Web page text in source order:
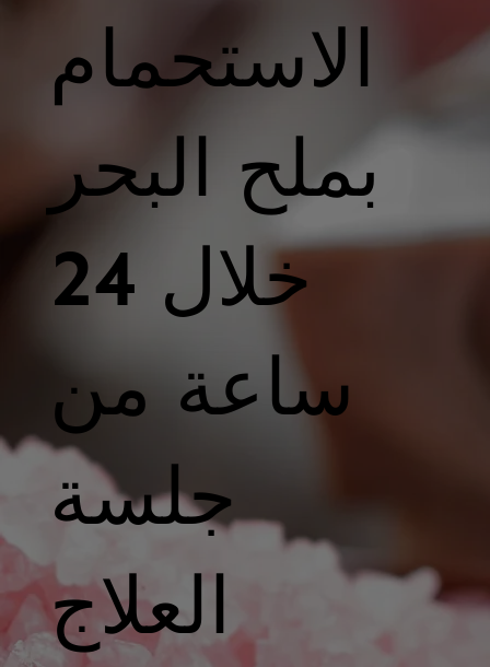
الاستحمام
بملح البحر
خلال 24
ساعة من
جلسة
العلاج